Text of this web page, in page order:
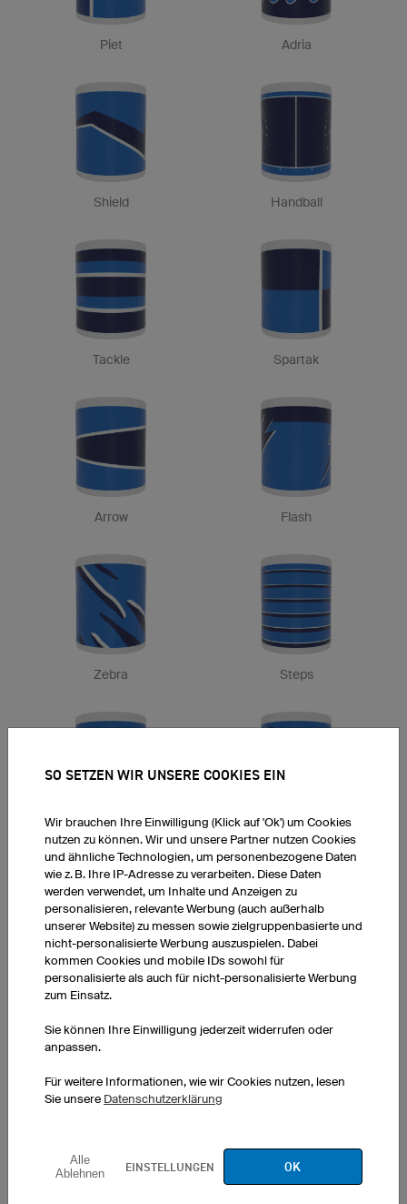
Piet Adria
Shield Handball
Tackle Spartak
Arrow Flash
Zebra Steps
Flight
Stars
Velo
SO SETZEN WIR UNSERE COOKIES EIN
Wir brauchen Ihre Einwilligung (Klick auf 'Ok') um Cookies
nutzen zu können. Wir und unsere Partner nutzen Cookies
und ähnliche Technologien, um personenbezogene Daten
wie z. B. Ihre IP-Adresse zu verarbeiten. Diese Daten
werden verwendet, um Inhalte und Anzeigen zu
personalisieren, relevante Werbung (auch außerhalb
unserer Website) zu messen sowie zielgruppenbasierte und
nicht-personalisierte Werbung auszuspielen. Dabei
kommen Cookies und mobile IDs sowohl für
personalisierte als auch für nicht-personalisierte Werbung
zum Einsatz.
Sie können Ihre Einwilligung jederzeit widerrufen oder
anpassen.
Für weitere Informationen, wie wir Cookies nutzen, lesen
Sie unsere Datenschutzerklärung
Alle
Ablehnen
EINSTELLUNGEN OK